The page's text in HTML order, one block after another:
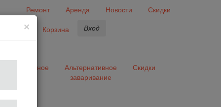
Ремонт Аренда Новости
Скидки
Корзина Вход
Разное
Альтернативное
заваривание
Скидки
×